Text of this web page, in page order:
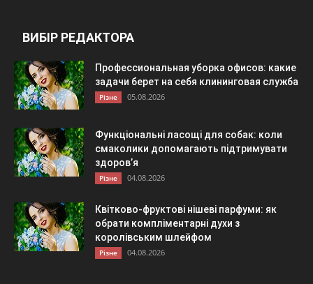
ВИБІР РЕДАКТОРА
Профессиональная уборка офисов: какие
задачи берет на себя клининговая служба
Різне 05.08.2026
Функціональні ласощі для собак: коли
смаколики допомагають підтримувати
здоров’я
Різне 04.08.2026
Квітково-фруктові нішеві парфуми: як
обрати компліментарні духи з
королівським шлейфом
Різне 04.08.2026